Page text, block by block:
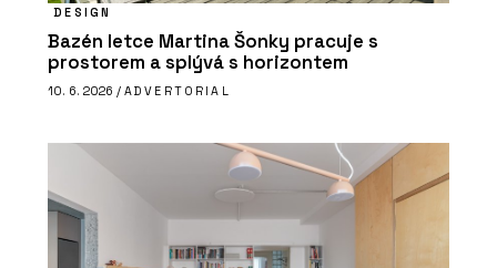
DESIGN
Bazén letce Martina Šonky pracuje s
prostorem a splývá s horizontem
10. 6. 2026 / ADVERTORIAL